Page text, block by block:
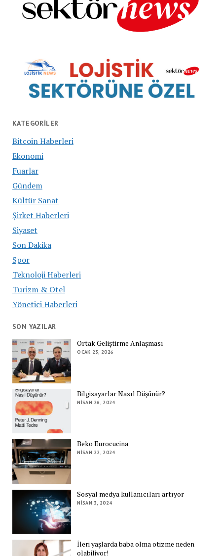
KATEGORILER
Bitcoin Haberleri
Ekonomi
Fuarlar
Gündem
Kültür Sanat
Şirket Haberleri
Siyaset
Son Dakika
Spor
Teknoloji Haberleri
Turizm & Otel
Yönetici Haberleri
SON YAZILAR
Ortak Geliştirme Anlaşması
OCAK 23, 2026
Bilgisayarlar Nasıl Düşünür?
NISAN 26, 2024
Beko Eurocucina
NISAN 22, 2024
Sosyal medya kullanıcıları artıyor
NISAN 3, 2024
İleri yaşlarda baba olma otizme neden
olabiliyor!